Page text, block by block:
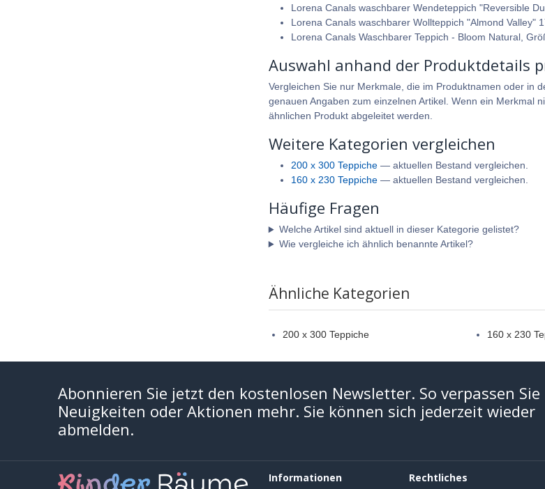
Lorena Canals waschbarer Wendeteppich "Reversible
Lorena Canals waschbarer Wollteppich "Almond Valley"
Lorena Canals Waschbarer Teppich - Bloom Natural,
Auswahl anhand der Produktdetails
Vergleichen Sie nur Merkmale, die im Produktnamen oder in
genauen Angaben zum einzelnen Artikel. Wenn ein Merkmal
ähnlichen Produkt abgeleitet werden.
Weitere Kategorien vergleichen
200 x 300 Teppiche— aktuellen Bestand vergleichen.
160 x 230 Teppiche— aktuellen Bestand vergleichen.
Häufige Fragen
Welche Artikel sind aktuell in dieser Kategorie gelistet?
Wie vergleiche ich ähnlich benannte Artikel?
Ähnliche Kategorien
200 x 300 Teppiche 160 x 230
Abonnieren Sie jetzt den kostenlosen Newsletter. So verpassen Sie
Neuigkeiten oder Aktionen mehr. Sie können sich jederzeit wieder
abmelden.
Informationen Rechtliches